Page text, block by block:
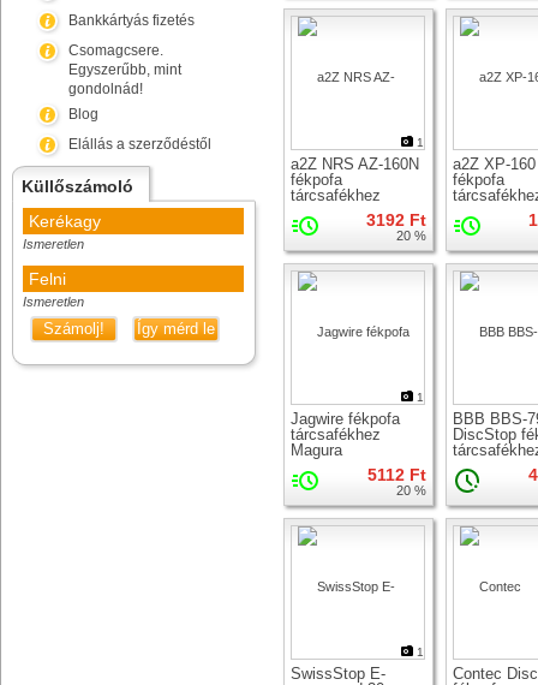
Bankkártyás fizetés
Csomagcsere.
Egyszerűbb, mint
gondolnád!
Blog
Elállás a szerződéstől
Küllőszámoló
Kerékagy
Ismeretlen
Felni
Ismeretlen
Számolj! Így mérd le
1
a2Z NRS AZ-160N
fékpofa
tárcsafékhez
3192 Ft
20 %
a2Z XP-160
fékpofa
1
Jagwire fékpofa
tárcsafékhez
Magura
5112 Ft
20 %
BBB BBS-
DiscStop
1
SwissStop E-
Contec